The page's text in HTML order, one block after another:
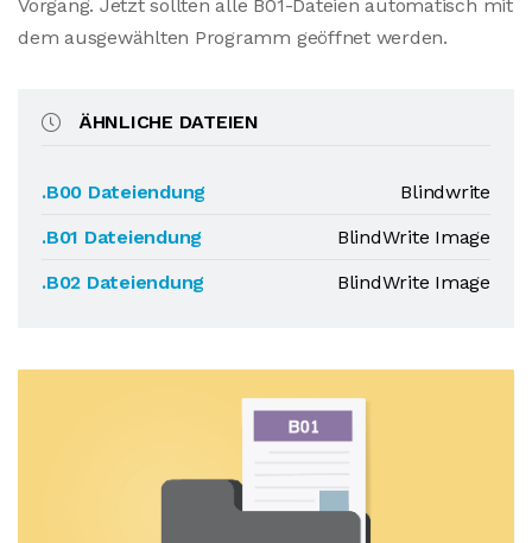
Vorgang. Jetzt sollten alle B01-Dateien automatisch mit
dem ausgewählten Programm geöffnet werden.
ÄHNLICHE DATEIEN
.B00 Dateiendung
Blindwrite
.B01 Dateiendung
BlindWrite Image
.B02 Dateiendung
BlindWrite Image